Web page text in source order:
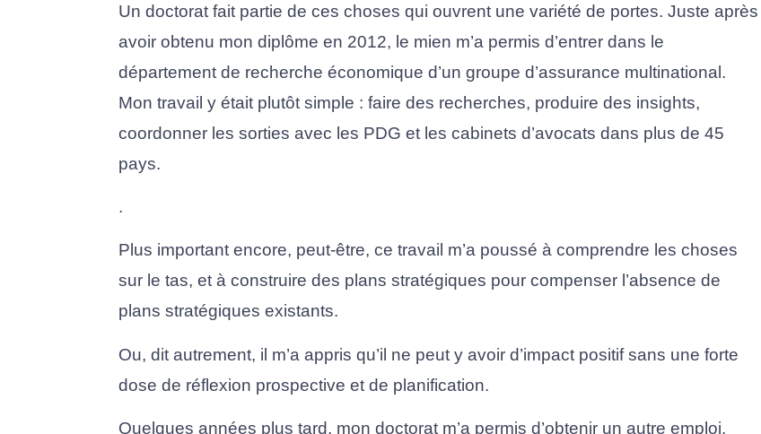
Un doctorat fait partie de ces choses qui ouvrent une variété de portes. Juste après
avoir obtenu mon diplôme en 2012, le mien m’a permis d’entrer dans le
département de recherche économique d’un groupe d’assurance multinational.
Mon travail y était plutôt simple : faire des recherches, produire des insights,
coordonner les sorties avec les PDG et les cabinets d’avocats dans plus de 45
pays.
.
Plus important encore, peut-être, ce travail m’a poussé à comprendre les choses
sur le tas, et à construire des plans stratégiques pour compenser l’absence de
plans stratégiques existants.
Ou, dit autrement, il m’a appris qu’il ne peut y avoir d’impact positif sans une forte
dose de réflexion prospective et de planification.
Quelques années plus tard, mon doctorat m’a permis d’obtenir un autre emploi.